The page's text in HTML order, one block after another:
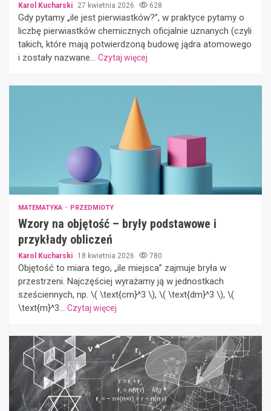
Karol Kucharski 27 kwietnia 2026 628
Gdy pytamy „ile jest pierwiastków?”, w praktyce pytamy o
liczbę pierwiastków chemicznych oficjalnie uznanych (czyli
takich, które mają potwierdzoną budowę jądra atomowego
i zostały nazwane... Czytaj więcej
MATEMATYKA PRZEDMIOTY
Wzory na objętość – bryły podstawowe i
przykłady obliczeń
Karol Kucharski 18 kwietnia 2026 780
Objętość to miara tego, „ile miejsca” zajmuje bryła w
przestrzeni. Najczęściej wyrażamy ją w jednostkach
sześciennych, np. \( \text{cm}^3 \), \( \text{dm}^3 \), \(
\text{m}^3... Czytaj więcej